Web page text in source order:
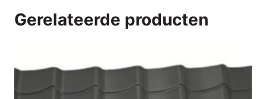
Gerelateerde producten